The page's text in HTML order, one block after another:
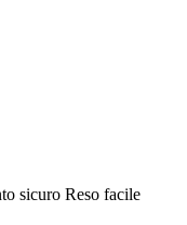
sicuro Reso facile